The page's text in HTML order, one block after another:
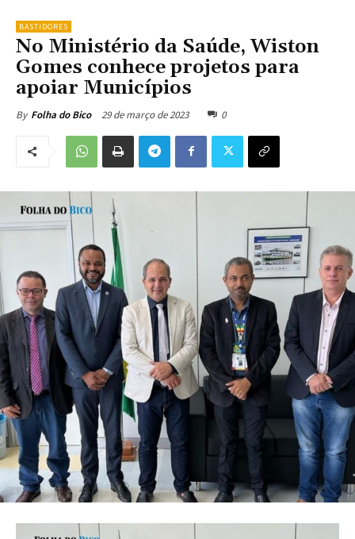
BASTIDORES
No Ministério da Saúde, Wiston
Gomes conhece projetos para
apoiar Municípios
By Folha do Bico 29 de março de 2023 0